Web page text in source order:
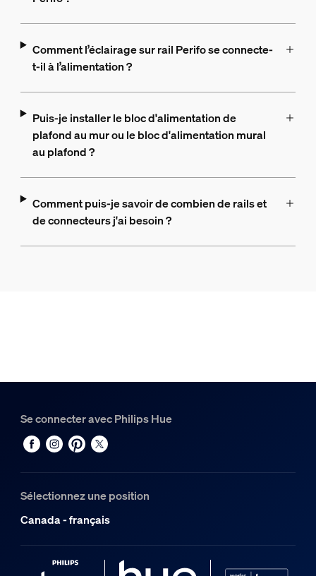
Comment l’éclairage sur rail Perifo se connecte-
t-il à l’alimentation ?
Puis-je installer le bloc d'alimentation de
plafond au mur ou le bloc d'alimentation mural
au plafond ?
Comment puis-je savoir de combien de rails et
de connecteurs j'ai besoin ?
Se connecter avec Philips Hue
Sélectionnez une position
Canada - français